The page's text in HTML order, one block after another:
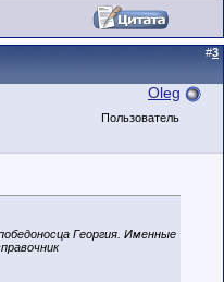
#3
Oleg
Пользователь
Георгия. Именные